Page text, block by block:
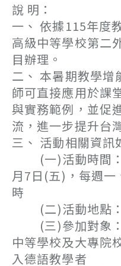
說 明：
一、 依據115年度
高級中等學校第二
目辦理。
二、 本暑期教學增
師可直接應用於課
與實務範例，並促
流，進一步提升台
三、 活動相關資訊
(一)活動時間：
月7日(五)，每週一
時
(二)活動地點：
(三)參加對象：
中等學校及大專院
入德語教學者